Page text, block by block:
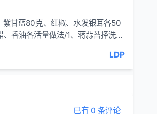
甘蓝80克、红椒、水发银耳各50
香油各活量做法/1、蒋蒜苔择洗干
LDP
已有 0 条评论